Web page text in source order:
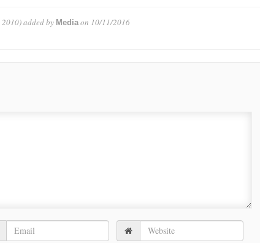
2010)added by Mediaon 10/11/2016